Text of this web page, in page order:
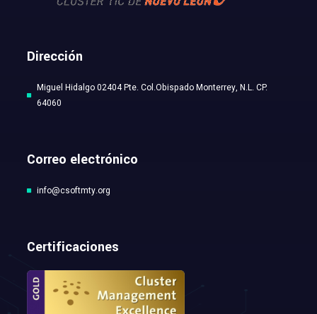
Dirección
Miguel Hidalgo 02404 Pte. Col.Obispado Monterrey, N.L. CP.
64060
Correo electrónico
info@csoftmty.org
Certificaciones